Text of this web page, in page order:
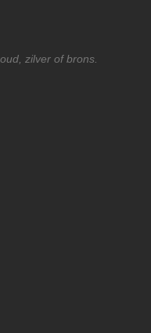
zilver of brons.